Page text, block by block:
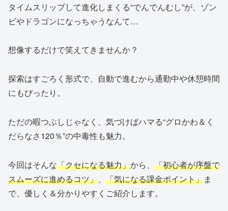
タイムスリップして進化しまくる“でんでんむし”が、ゾン
ビやドラゴンになっちゃうなんて…
想像するだけで笑えてきませんか？
探索はすごろく形式で、自動で進むから通勤中や休憩時間
にもぴったり。
ただの暇つぶしじゃなく、気づけばハマる“グロかわ＆く
だらなさ120％”の中毒性も魅力。
今回はそんな「クセになる魅力」から、 「初心者が序盤で
スムーズに進めるコツ」、 「気になる課金ポイント」ま
で、優しく＆分かりやすくご紹介します。